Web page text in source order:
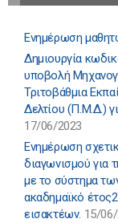
Ενημέρωση
Δημιουργία
υποβολή
Τριτοβάθμια
Δελτίου (Π.Μ.Δ.)
17/06/2023
Ενημέρωση
διαγωνισμού για
με το σύστημα
ακαδημαϊκό
εισακτέων. 15/